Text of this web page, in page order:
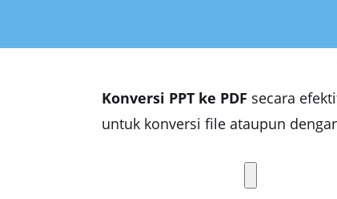
Konversi PPT ke PDF secara
untuk konversi file ataupun